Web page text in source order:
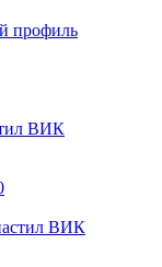
профиль
ВИК
ВИК